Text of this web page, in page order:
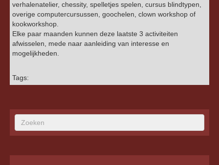
verhalenatelier, chessity, spelletjes spelen, cursus blindtypen,
overige computercursussen, goochelen, clown workshop of
kookworkshop.
Elke paar maanden kunnen deze laatste 3 activiteiten
afwisselen, mede naar aanleiding van interesse en
mogelijkheden.
Tags: